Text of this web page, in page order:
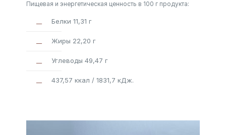
Пищевая и энергетическая ценность в 100 г продукта:
Белки 11,31 г
Жиры 22,20 г
Углеводы 49,47 г
437,57 ккал / 1831,7 кДж.